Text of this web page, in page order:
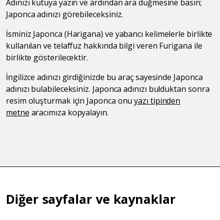
Adınızı kutuya yazın ve ardından ara düğmesine basın;
Japonca adınızı görebileceksiniz.
İsminiz Japonca (Harigana) ve yabancı kelimelerle birlikte
kullanılan ve telaffuz hakkında bilgi veren Furigana ile
birlikte gösterilecektir.
İngilizce adınızı girdiğinizde bu araç sayesinde Japonca
adınızı bulabileceksiniz. Japonca adınızı bulduktan sonra
resim oluşturmak için Japonca onuyazı tipinden
metne aracımıza kopyalayın.
Diğer sayfalar ve kaynaklar